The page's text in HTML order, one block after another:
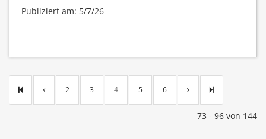
Publiziert am: 5/7/26
2 3 4 5 6
73 - 96 von 144